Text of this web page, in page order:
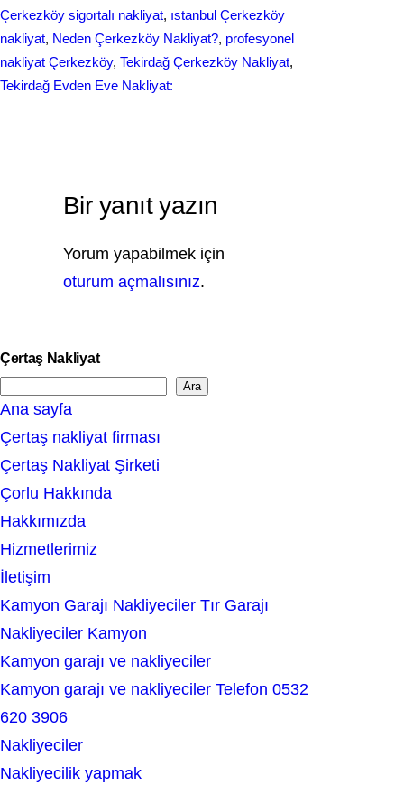
Çerkezköy sigortalı nakliyat, ıstanbul Çerkezköy
nakliyat, Neden Çerkezköy Nakliyat?, profesyonel
nakliyat Çerkezköy, Tekirdağ Çerkezköy Nakliyat
Tekirdağ Evden Eve Nakliyat:
Bir yanıt yazın
Yorum yapabilmek için
oturum açmalısınız.
Çertaş Nakliyat
e
a
r
c
h
Ara
Ana sayfa
Çertaş nakliyat firması
Çertaş Nakliyat Şirketi
Çorlu Hakkında
Hakkımızda
Hizmetlerimiz
İletişim
Kamyon Garajı Nakliyeciler Tır Garajı
Nakliyeciler Kamyon
Kamyon garajı ve nakliyeciler
Kamyon garajı ve nakliyeciler Telefon 0532
620 3906
Nakliyeciler
Nakliyecilik yapmak